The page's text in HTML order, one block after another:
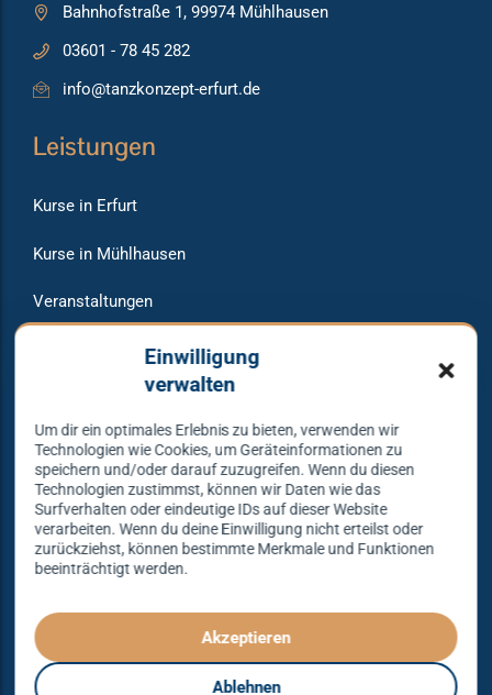
Einwilligung
verwalten
Um dir ein optimales Erlebnis zu bieten, verwenden wir
Technologien wie Cookies, um Geräteinformationen zu
speichern und/oder darauf zuzugreifen. Wenn du diesen
Technologien zustimmst, können wir Daten wie das
Surfverhalten oder eindeutige IDs auf dieser Website
verarbeiten. Wenn du deine Einwilligung nicht erteilst oder
zurückziehst, können bestimmte Merkmale und Funktionen
beeinträchtigt werden.
Akzeptieren
Ablehnen
Bahnhofstraße 1, 99974 Mühlhausen
03601 - 78 45 282
info@tanzkonzept-erfurt.de
Leistungen
Kurse in Erfurt
Kurse in Mühlhausen
Veranstaltungen
Raumvermietung
Warum bei uns tanzen?
Lass dich begeistern und probier es aus – Tanzen lernen
mit unserem Erfolgskonzept.
Spielend leicht und mit viel Spaß!
Denn Tanzen kann jeder lernen – mit dem richtigen
Konzept sogar ganz einfach – das gibt es nur bei
Tanzkonzept Erfurt.